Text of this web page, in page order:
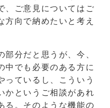
、ご意見についてはご
方向で納めたいと考え
分だと思うが、今、
中でも必要のある方に
っているし、こういう
かというご相談があれ
る。そのような機能の